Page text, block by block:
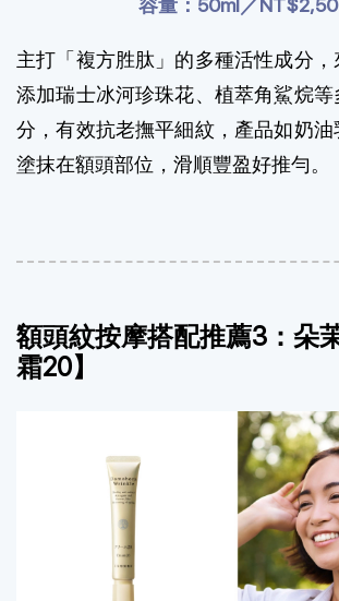
容量：50ml／
主打「複方胜肽」的多種活性成分
添加瑞士冰河珍珠花、植萃角鯊烷
分，有效抗老撫平細紋，產品如奶
塗抹在額頭部位，滑順豐盈好推勻。
額頭紋按摩搭配推薦3：朵
霜20】